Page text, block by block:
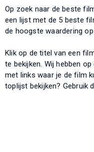
Op zoek naar de beste
een lijst met de 5 beste
de hoogste waardering
Klik op de titel van een
te bekijken. Wij hebben
met links waar je de film
toplijst bekijken? Gebruik